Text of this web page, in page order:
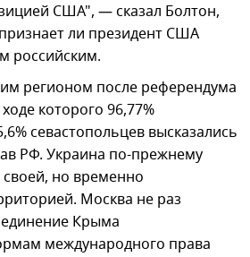
США", — сказал Болтон,
ли президент США
российским.
регионом после референдума
которого 96,77%
севастопольцев высказались
РФ. Украина по-прежнему
своей, но временно
Москва не раз
Крыма
международного права